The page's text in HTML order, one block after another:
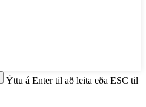
Ýttu á Enter til að leita eða ESC til